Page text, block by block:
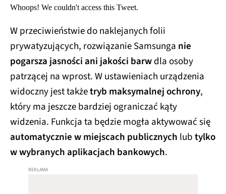
Whoops! We couldn't access this Tweet.
W przeciwieństwie do naklejanych folii
prywatyzujących, rozwiązanie Samsunga nie
pogarsza jasności ani jakości barwdla osoby
patrzącej na wprost. W ustawieniach urządzenia
widoczny jest takżetryb maksymalnej ochrony,
który ma jeszcze bardziej ograniczać kąty
widzenia. Funkcja ta będzie mogła aktywować się
automatycznie w miejscach publicznych lubtylko
w wybranych aplikacjach bankowych.